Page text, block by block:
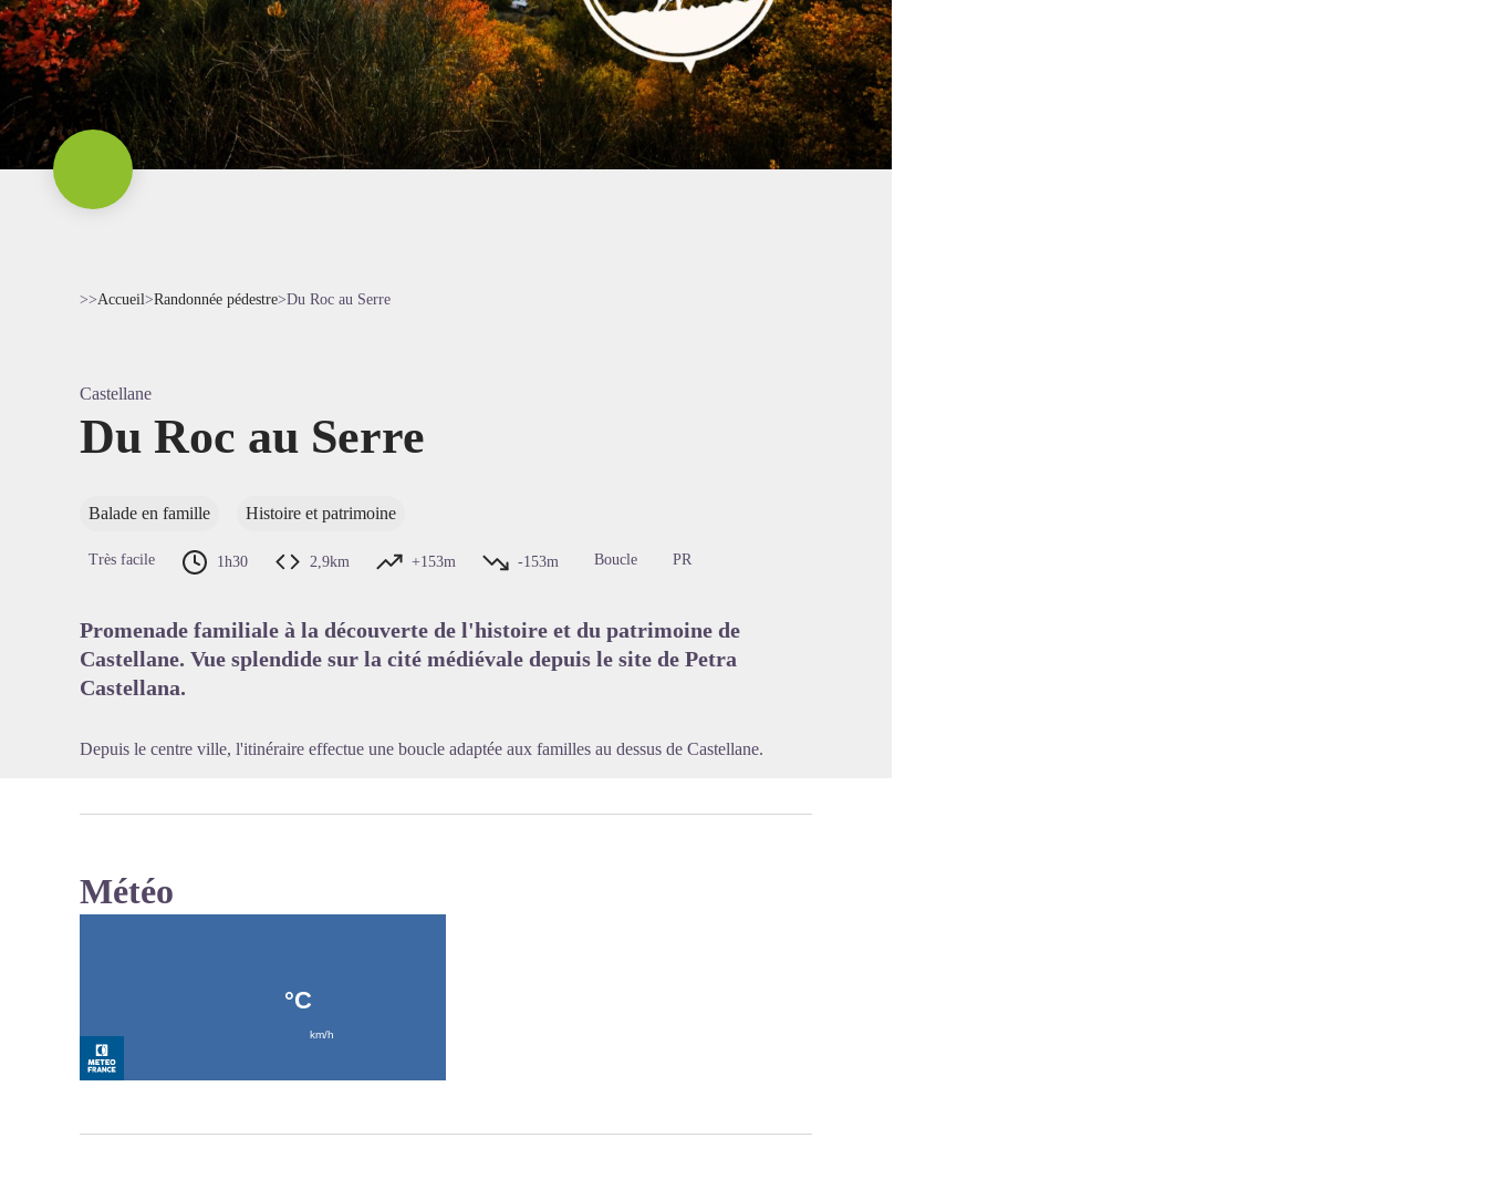
>>Accueil>Randonnée pédestre>Du Roc au Serre
Castellane
Du Roc au Serre
Balade en famille Histoire et patrimoine
Très facile 1h30 2,9km +153m -153m Boucle PR
Promenade familiale à la découverte de l'histoire et du patrimoine de
Castellane. Vue splendide sur la cité médiévale depuis le site de Petra
Castellana.
Depuis le centre ville, l'itinéraire effectue une boucle adaptée aux familles au dessus de Castellane.
Météo